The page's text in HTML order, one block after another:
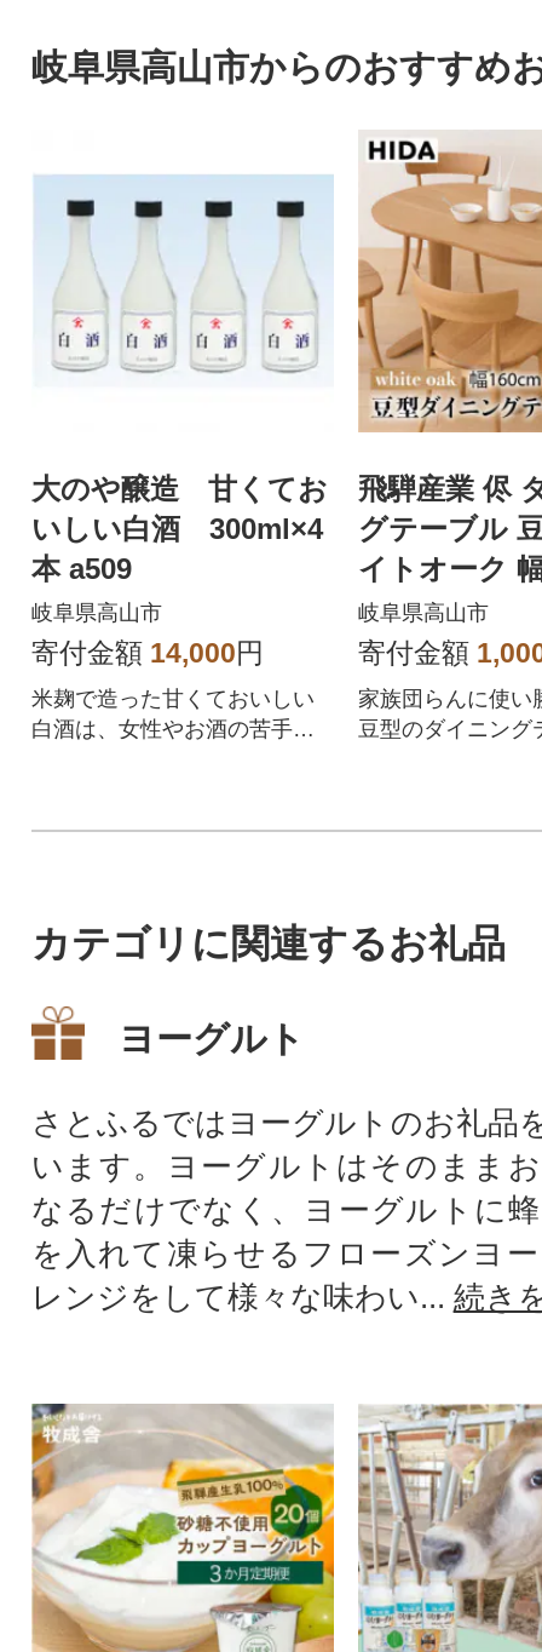
岐阜県高山市からのおすすめ
大のや醸造 甘くてお
いしい白酒 300ml×4
本 a509
岐阜県高山市
寄付金額 14,000円
米麹で造った甘くておいしい
白酒は、女性やお酒の苦手な
飛騨産業 侭
グテーブル
イトオーク
家具 ビーン
7
岐阜県高山市
寄付金額
家族団らんに使い
豆型のダイニング
カテゴリに関連するお礼品
ヨーグルト
さとふるではヨーグルトのお礼品
います。ヨーグルトはそのまま
なるだけでなく、ヨーグルトに
を入れて凍らせるフローズンヨ
レンジをして様々な味わい... 続き